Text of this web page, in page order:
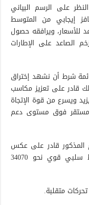
على الرسم البياني
إيجابي من المتوسط
للأسعار، ويرافقه حصول
الصاعد على الإطارات
شرط أن نشهد إختراق
لمستوى مقاومة 34790 وذلك قادر على تعزيز مكاسب
يزيد ويسرع من قوة الإتجاة
المؤشر مستقر فوق مستوى دعم
المذكور قادر على عكس
الإتجاة الصاعد ويضع السعر تحت ضغط سلبي قوي نحو 34070
متقلبة.